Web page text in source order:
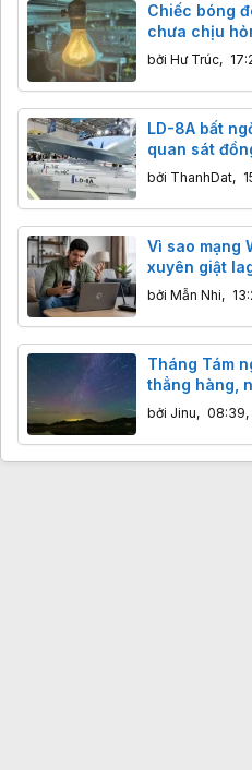
Chiếc bóng
chưa chịu
nghệ hiện đại
bởi Hư Trúc,
LD-8A bất
quan sát
tên lửa
bởi ThanhDat,
Vì sao mạng
xuyên giật
bởi Mẫn Nhi,
Tháng Tám
thẳng hàng,
ngôi sao
bởi Jinu, 08:39,